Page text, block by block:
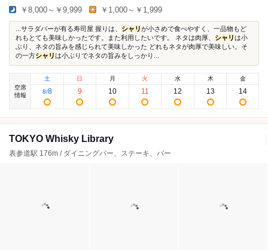
￥8,000～￥9,999 ￥1,000～￥1,999
...サラダバーが有る寿司屋 握りは、 シャリが小さめで食べやすく、一品物もど
れもとても美味しかったです。また利用したいです。 ネタは肉厚、 シャリは小
ぶり、ネタの旨みを感じられて美味しかった どれもネタが肉厚で美味しい。そ
の一方シャリは小ぶりでネタの旨みをしっかり...
空席
情報
土
8/8
日
9
月
10
火
11
水
12
木
13
金
14
TOKYO Whisky Library
表参道駅 176m / ダイニングバー、ステーキ、バー